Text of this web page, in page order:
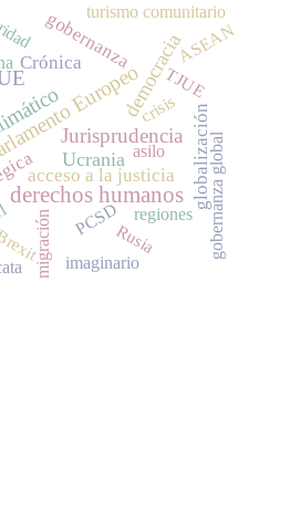
derechos humanos
Europeo
Jurisprudencia
democracia
Ucrania
Crónica
gobernanza
acceso a la justicia globalización
migración
crisis
PCSD regiones
Rusia gobernanza global
turismo comunitario
imaginario
TJUE
asilo
ASEAN